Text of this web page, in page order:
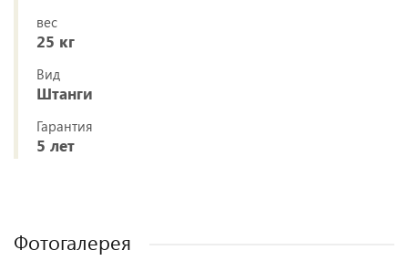
вес
25 кг
Вид
Штанги
Гарантия
5 лет
Фотогалерея